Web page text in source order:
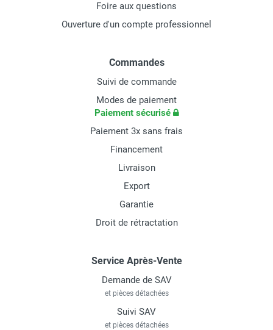
Foire aux questions
Ouverture d'un compte professionnel
Commandes
Suivi de commande
Modes de paiement
Paiement sécurisé
Paiement 3x sans frais
Financement
Livraison
Export
Garantie
Droit de rétractation
Service Après-Vente
Demande de SAV
et pièces détachées
Suivi SAV
et pièces détachées